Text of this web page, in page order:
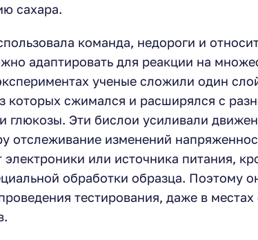
сахара.
команда, недороги и
адаптировать для реакции на
ученые сложили один
которых сжимался и расширялся с
глюкозы. Эти бислои усиливали
отслеживание изменений
электроники или источника питания,
обработки образца. Поэтому
тестирования, даже в